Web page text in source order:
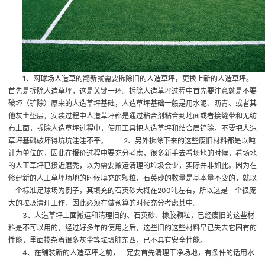
1、网球场人造草的翻新就需要拆除旧的人造草坪，更换上新的人造草坪。
首先是拆除人造草坪，这是关键一环。拆除人造草坪过程中首先要注意就是不要
破坏（铲除）原来的人造草坪基础，人造草坪基础一般是用水泥、沥青、或者其
他灰土垫层，安装过程中人造草坪都是通过粘合剂粘合到地面或者接缝带和无纺
布上面，拆除人造草坪过程中，使用工具把人造草坪和结合层铲除，不要把人造
草坪基础破坏得坑坑洼洼不平。 2、另外拆除下来的这些废旧材料都是以吨
计为单位的，因此在报价过程中要充分考虑，很多新手去看场地的时候，看场地
的人工草坪已接近磨秃，以为需要搬运清理的垃圾会少，实际并非如此。因为在
修建新的人工草坪场地的时候填充的颗粒、石英砂的数量是基本量不变的，就以
一个标准足球场为例子，其填充的石英砂大概在200吨左右，所以这是一个很庞
大的垃圾清理工作，因此必须在做预算的时候充分考虑其中。
3、人造草坪上面搬运和清理旧的、石英砂、橡胶颗粒，已经废旧的这些材
料是不可以用的，经过好多年的使用之后，这些旧的这些材料早已失去它固有的
性能，里面掺杂着很多灰尘等垃圾脏东西，已不具有安全性能。
4、在铺装新的人造草坪之前，一定要首先清理干净场地，有条件的话用水